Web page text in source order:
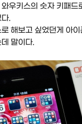
우키스의 숫자 키패드
.
해보고 싶었던게 아이
말이다.